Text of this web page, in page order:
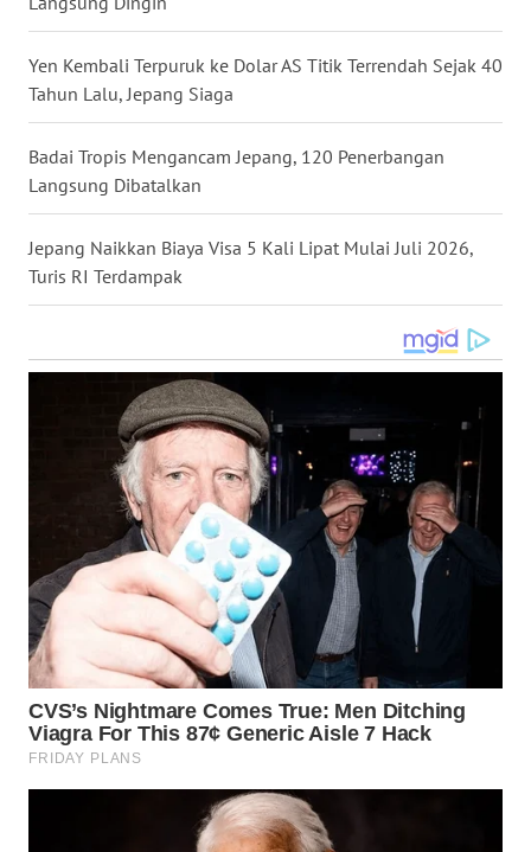
Yen Kembali Terpuruk ke Dolar AS Titik Terrendah Sejak 40
Tahun Lalu, Jepang Siaga
Badai Tropis Mengancam Jepang, 120 Penerbangan
Langsung Dibatalkan
Jepang Naikkan Biaya Visa 5 Kali Lipat Mulai Juli 2026,
Turis RI Terdampak
WN
NUSANTARA
WN
WN
KALTARA
KALSEL
WN
KALTIM